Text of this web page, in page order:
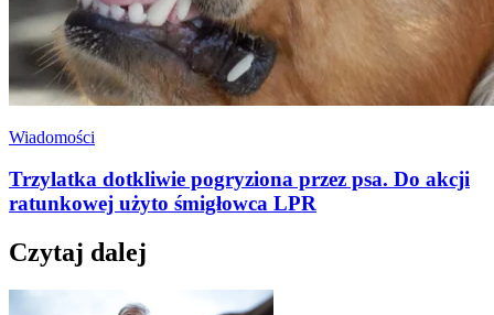
Wiadomości
Trzylatka dotkliwie pogryziona przez psa. Do akcji
ratunkowej użyto śmigłowca LPR
Czytaj dalej